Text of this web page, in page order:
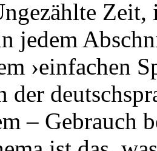
jedem
›einfachen
der
– Gebrauch